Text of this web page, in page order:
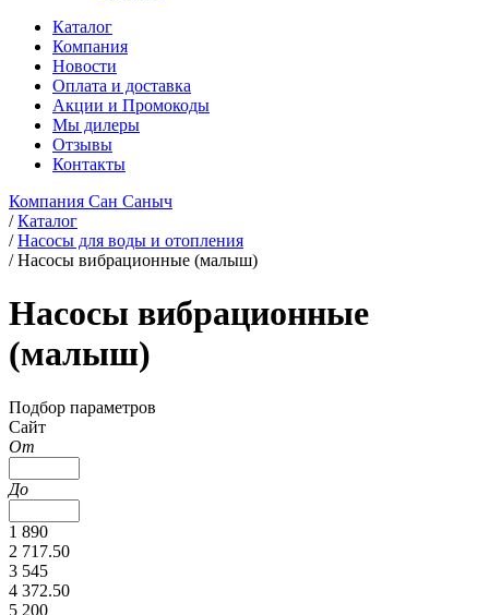
Каталог
Компания
Новости
Оплата и доставка
Акции и Промокоды
Мы дилеры
Отзывы
Контакты
Компания Сан Саныч
/Каталог
/Насосы для воды и отопления
/Насосы вибрационные (малыш)
Насосы вибрационные
(малыш)
Подбор параметров
Сайт
От
До
1 890
2 717.50
3 545
4 372.50
5 200